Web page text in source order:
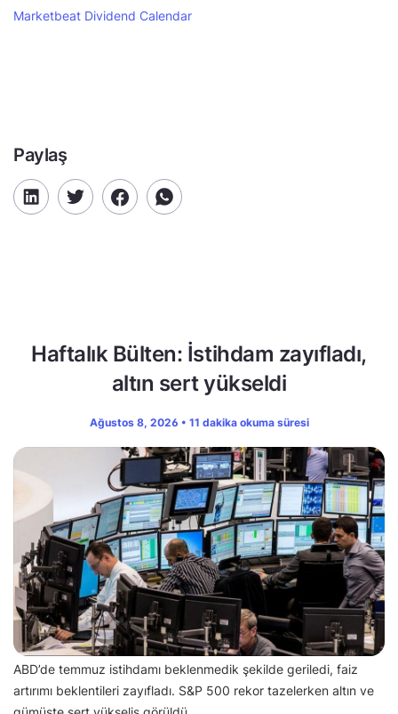
Marketbeat Dividend Calendar
Paylaş
Haftalık Bülten: İstihdam zayıfladı,
altın sert yükseldi
Ağustos 8, 2026 • 11 dakika okuma süresi
ABD’de temmuz istihdamı beklenmedik şekilde geriledi, faiz
artırımı beklentileri zayıfladı. S&P 500 rekor tazelerken altın ve